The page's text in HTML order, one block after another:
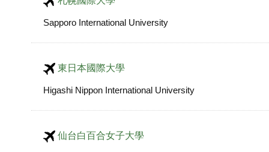
Sapporo International University
東日本國際大學
Higashi Nippon International University
仙台白百合女子大學